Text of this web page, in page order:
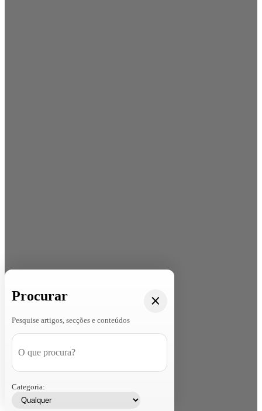
Procurar
Pesquise artigos, secções e conteúdos
Categoria: